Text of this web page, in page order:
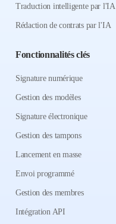
Traduction intelligente par l'IA
Rédaction de contrats par l'IA
Fonctionnalités clés
Signature numérique
Gestion des modèles
Signature électronique
Gestion des tampons
Lancement en masse
Envoi programmé
Gestion des membres
Intégration API